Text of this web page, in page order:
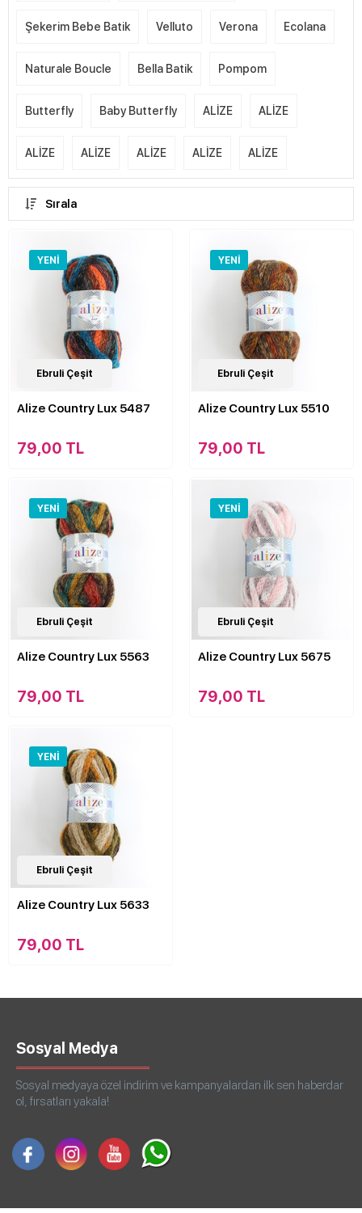
Şekerim Bebe Batik Velluto Verona Ecolana
Naturale Boucle Bella Batik Pompom
Butterfly Baby Butterfly ALİZE ALİZE
ALİZE ALİZE ALİZE ALİZE ALİZE
Sırala
YENI
4Çeşit
Ebruli Çeşit
Alize Country Lux 5487
79,00 TL
YENI
4Çeşit
Ebruli Çeşit
Alize Country Lux 5510
79,00 TL
YENI
4Çeşit
Ebruli Çeşit
Alize Country Lux 5563
79,00 TL
YENI
4Çeşit
Ebruli Çeşit
Alize Country Lux 5675
79,00 TL
YENI
4Çeşit
Ebruli Çeşit
Alize Country Lux 5633
79,00 TL
Sosyal Medya
Sosyal medyaya özel indirim ve kampanyalardan ilk sen haberdar
ol, fırsatları yakala!